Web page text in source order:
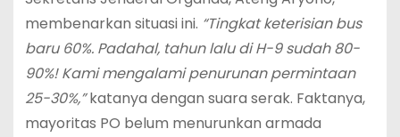
membenarkan situasi ini. “Tingkat keterisian bus
baru 60%. Padahal, tahun lalu di H-9 sudah 80-
90%! Kami mengalami penurunan permintaan
25-30%,”katanya dengan suara serak. Faktanya,
mayoritas PO belum menurunkan armada